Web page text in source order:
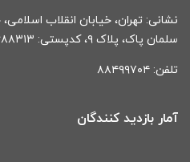
نشانی: تهران، خیابان انقلاب
سلمان پاک، پلاک ۹، کدپستی: ۱۵۹۹۶۸۸۳۱۳
تلفن: ۸۸۴۹۹۷۰۴
آمار بازدید کنندگان